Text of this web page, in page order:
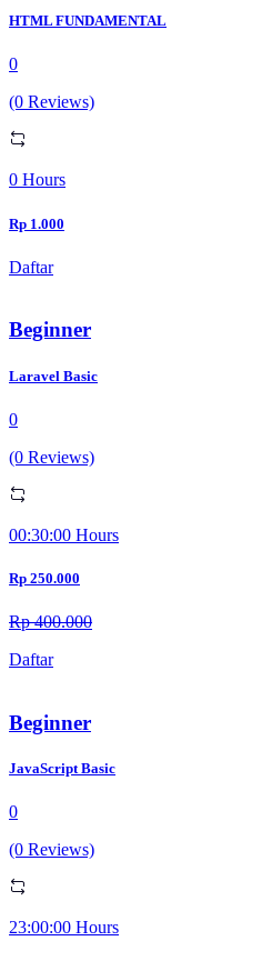
HTML FUNDAMENTAL
0
(0 Reviews)
0 Hours
Rp 1.000
Daftar
Beginner
Laravel Basic
0
(0 Reviews)
00:30:00 Hours
Rp 250.000
Rp 400.000
Daftar
Beginner
JavaScript Basic
0
(0 Reviews)
23:00:00 Hours